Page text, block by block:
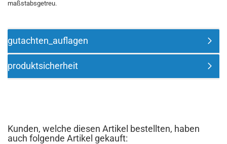
maßstabsgetreu.
gutachten_auflagen
produktsicherheit
Kunden, welche diesen Artikel bestellten, haben
auch folgende Artikel gekauft: